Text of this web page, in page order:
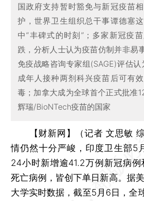
国政府支持暂时豁免与新冠疫苗
护，世界卫生组织总干事谭德塞
中“丰碑式的时刻”；多家新冠疫
跌，分析人士认为疫苗仿制并非易
免疫战略咨询专家组(SAGE)评估
成年人接种两剂科兴疫苗后可有
毒；加拿大成为全球首个正式批准
辉瑞/BioNTech疫苗的国家
【财新网】（记者 文思敏 综
情仍然十分严峻，印度卫生部5
24小时新增逾41.2万例新冠病
死亡病例，皆创下单日新高。据
大学实时数据，截至5月6日，全